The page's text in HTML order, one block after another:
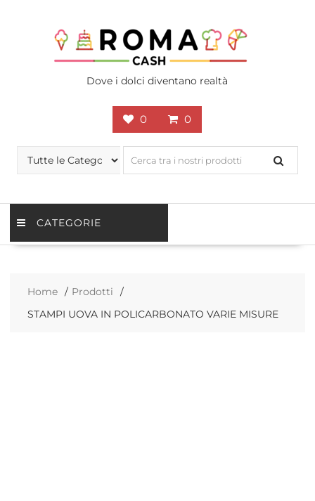
Dove i dolci diventano realtà
0 0
CATEGORIE
Home
Prodotti
STAMPI UOVA IN POLICARBONATO VARIE MISURE